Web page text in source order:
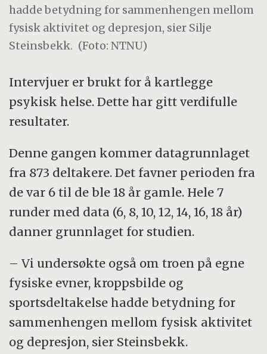
hadde betydning for sammenhengen mellom
fysisk aktivitet og depresjon, sier Silje
Steinsbekk. (Foto: NTNU)
Intervjuer er brukt for å kartlegge
psykisk helse. Dette har gitt verdifulle
resultater.
Denne gangen kommer datagrunnlaget
fra 873 deltakere. Det favner perioden fra
de var 6 til de ble 18 år gamle. Hele 7
runder med data (6, 8, 10, 12, 14, 16, 18 år)
danner grunnlaget for studien.
– Vi undersøkte også om troen på egne
fysiske evner, kroppsbilde og
sportsdeltakelse hadde betydning for
sammenhengen mellom fysisk aktivitet
og depresjon, sier Steinsbekk.